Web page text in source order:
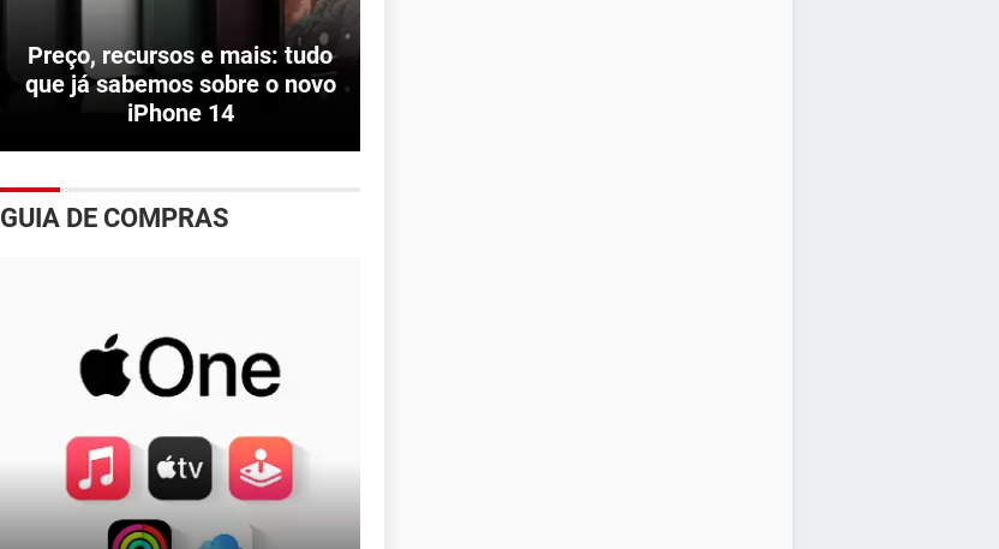
Preço, recursos e mais: tudo
que já sabemos sobre o novo
iPhone 14
GUIA DE COMPRAS